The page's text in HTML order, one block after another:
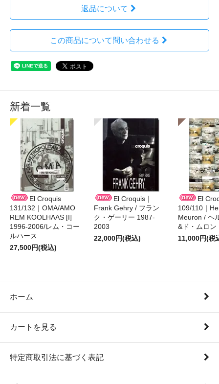
返品について
この商品について問い合わせる
新着一覧
El Croquis
131/132｜OMA/AMO
REM KOOLHAAS [I]
1996-2006/レム・コー
ルハース
27,500円(税込)
El Croquis｜
Frank Gehry / フラン
ク・ゲーリー 1987-
2003
22,000円(税込)
El
109/110｜
Meuron / ヘ
&ド・ムロ
11,000円(税
ホーム
カートを見る
特定商取引法に基づく表記